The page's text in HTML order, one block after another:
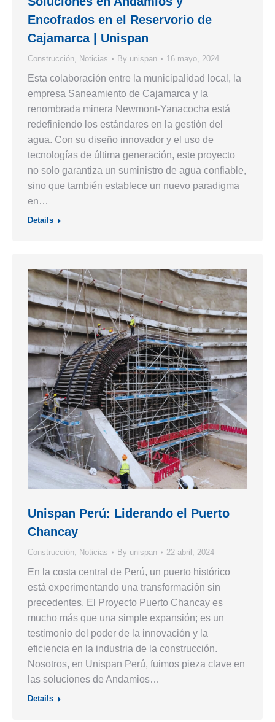
Encofrados en el Reservorio de
Cajamarca | Unispan
Construcción, Noticias By unispan 16 mayo, 2024
Esta colaboración entre la municipalidad local, la
empresa Saneamiento de Cajamarca y la
renombrada minera Newmont-Yanacocha está
redefiniendo los estándares en la gestión del
agua. Con su diseño innovador y el uso de
tecnologías de última generación, este proyecto
no solo garantiza un suministro de agua confiable,
sino que también establece un nuevo paradigma
en…
Details
Unispan Perú: Liderando el Puerto
Chancay
Construcción, Noticias By unispan 22 abril, 2024
En la costa central de Perú, un puerto histórico
está experimentando una transformación sin
precedentes. El Proyecto Puerto Chancay es
mucho más que una simple expansión; es un
testimonio del poder de la innovación y la
eficiencia en la industria de la construcción.
Nosotros, en Unispan Perú, fuimos pieza clave en
las soluciones de Andamios…
Details